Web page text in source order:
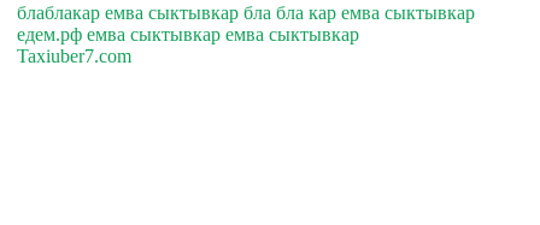
блаблакар емва сыктывкар бла бла кар емва сыктывкар
едем.рф емва сыктывкар емва сыктывкар
Taxiuber7.com